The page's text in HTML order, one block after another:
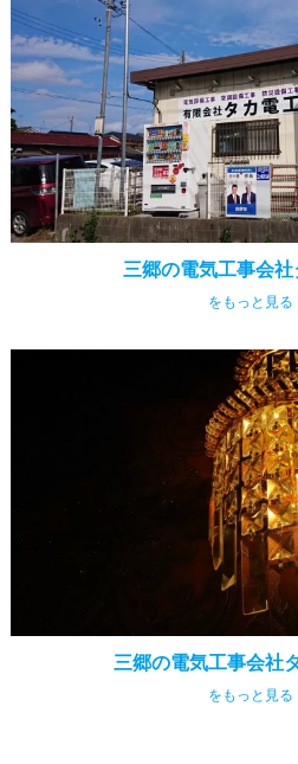
三郷の電気工事会
をもっと見
三郷の電気工事会社
をもっと見